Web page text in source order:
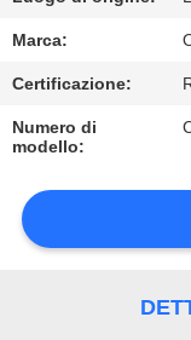
NOTIZIE
CASI
Marca:
Certificazione:
Numero di
modello: